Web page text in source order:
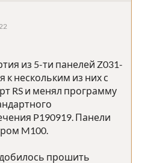
из 5-ти панелей Z031-
к нескольким из них с
RS и менял программу
P190919. Панели
M100.
прошить